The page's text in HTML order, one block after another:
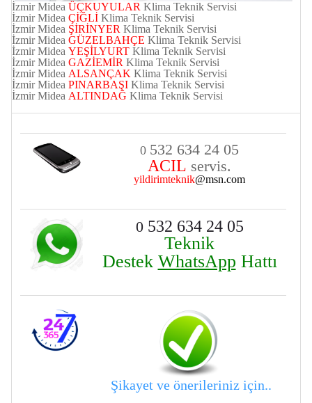
İzmirMidea ÜÇKUYULAR Klima Teknik Servisi
İzmirMidea ÇİĞLİ Klima Teknik Servisi
İzmirMidea ŞİRİNYER Klima Teknik Servisi
İzmirMidea GÜZELBAHÇE Klima Teknik Servisi
İzmirMidea YEŞİLYURT Klima Teknik Servisi
İzmirMidea GAZİEMİR Klima Teknik Servisi
İzmirMidea ALSANÇAK Klima Teknik Servisi
İzmirMidea PINARBAŞI Klima Teknik Servisi
İzmirMidea ALTINDAĞ Klima Teknik Servisi
0 532 634 24 05
ACIL servis.
yildirimteknik@msn.com
0 532 634 24 05
Teknik
Destek WhatsApp Hattı
Şikayet ve önerileriniz için..